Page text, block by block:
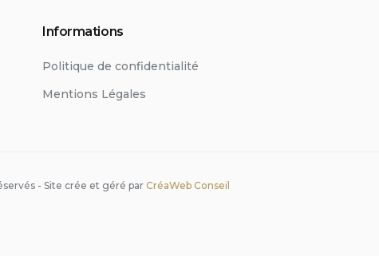
Informations
Politique de confidentialité
Mentions Légales
- Site crée et géré par CréaWeb Conseil